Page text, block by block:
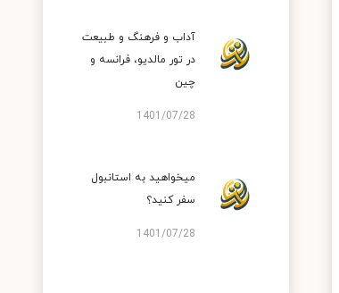
آداب و فرهنگ و طبیعت
در تور مالدیو، فرانسه و
چین
1401/07/28
میخواهید به استانبول
سفر کنید؟
1401/07/28